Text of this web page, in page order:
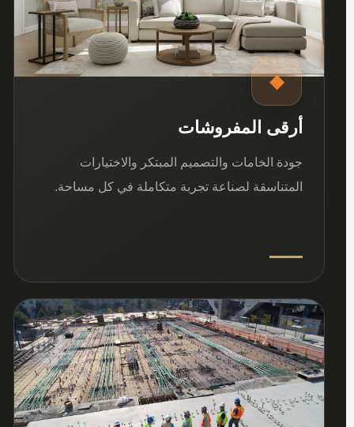
◆
أرقى المفروشات
جودة الخامات والتصميم المبتكر والاختيارات
المتناسقة لصناعة تجربة متكاملة في كل مساحة.
03